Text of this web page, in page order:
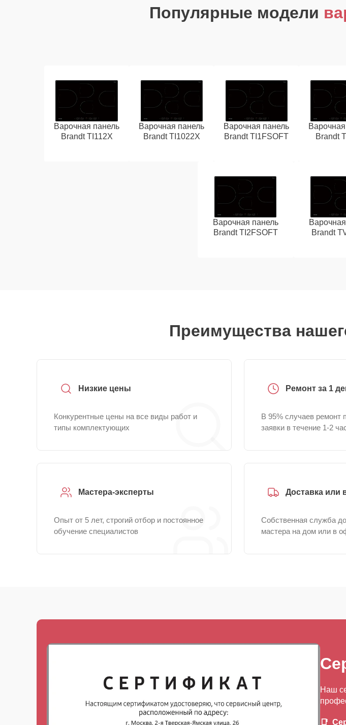
Популярные модели
Варочная панель
Brandt TI112X
Варочная панель
Brandt TI1022X
Варочная панель
Brandt TI1FSOFT
Brandt
Варочная панель
Brandt TI2FSOFT
Brandt
Преимущества
Низкие цены
Конкурентные цены на все виды работ и
типы комплектующих
Ремонт за 1
В 95% случаев ремонт
заявки в течение 1-2
Мастера-эксперты
Опыт от 5 лет, строгий отбор и постоянное
обучение специалистов
Доставка или
Собственная служба
мастера на дом или в
Наш